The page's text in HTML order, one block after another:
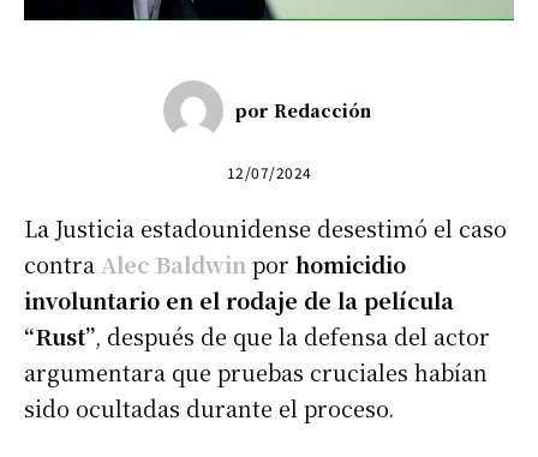
por Redacción
12/07/2024
La Justicia estadounidense desestimó el caso
contra Alec Baldwin por homicidio
involuntario en el rodaje de la película
“Rust”, después de que la defensa del actor
argumentara que pruebas cruciales habían
sido ocultadas durante el proceso.